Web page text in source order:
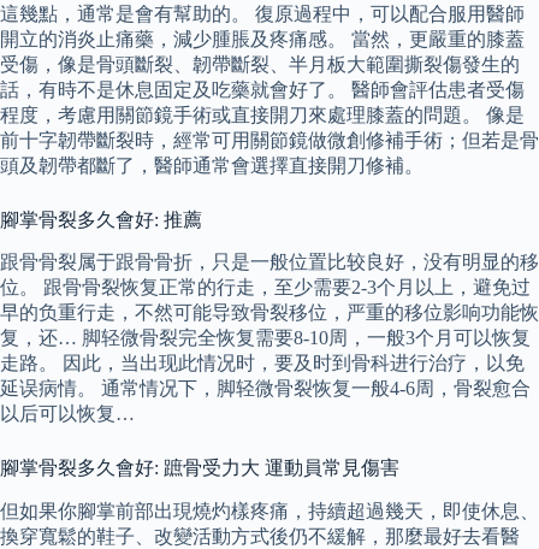
這幾點，通常是會有幫助的。 復原過程中，可以配合服用醫師
開立的消炎止痛藥，減少腫脹及疼痛感。 當然，更嚴重的膝蓋
受傷，像是骨頭斷裂、韌帶斷裂、半月板大範圍撕裂傷發生的
話，有時不是休息固定及吃藥就會好了。 醫師會評估患者受傷
程度，考慮用關節鏡手術或直接開刀來處理膝蓋的問題。 像是
前十字韌帶斷裂時，經常可用關節鏡做微創修補手術；但若是骨
頭及韌帶都斷了，醫師通常會選擇直接開刀修補。
腳掌骨裂多久會好: 推薦
跟骨骨裂属于跟骨骨折，只是一般位置比较良好，没有明显的移
位。 跟骨骨裂恢复正常的行走，至少需要2-3个月以上，避免过
早的负重行走，不然可能导致骨裂移位，严重的移位影响功能恢
复，还… 脚轻微骨裂完全恢复需要8-10周，一般3个月可以恢复
走路。 因此，当出现此情况时，要及时到骨科进行治疗，以免
延误病情。 通常情况下，脚轻微骨裂恢复一般4-6周，骨裂愈合
以后可以恢复…
腳掌骨裂多久會好: 蹠骨受力大 運動員常見傷害
但如果你腳掌前部出現燒灼樣疼痛，持續超過幾天，即使休息、
換穿寬鬆的鞋子、改變活動方式後仍不緩解，那麼最好去看醫